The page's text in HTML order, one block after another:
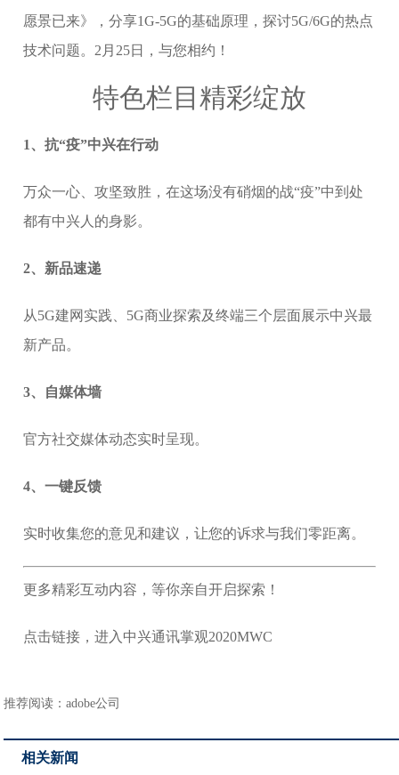
愿景已来》，分享1G-5G的基础原理，探讨5G/6G的热点
技术问题。2月25日，与您相约！
特色栏目精彩绽放
1、抗“疫”中兴在行动
万众一心、攻坚致胜，在这场没有硝烟的战“疫”中到处
都有中兴人的身影。
2、新品速递
从5G建网实践、5G商业探索及终端三个层面展示中兴最
新产品。
3、自媒体墙
官方社交媒体动态实时呈现。
4、一键反馈
实时收集您的意见和建议，让您的诉求与我们零距离。
更多精彩互动内容，等你亲自开启探索！
点击链接，进入中兴通讯掌观2020MWC
推荐阅读：adobe公司
相关新闻